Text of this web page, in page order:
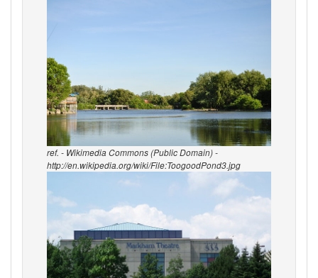
ref. - Wikimedia Commons (Public Domain) -
http://en.wikipedia.org/wiki/File:ToogoodPond3.jpg